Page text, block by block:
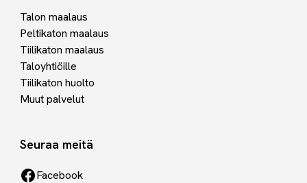
Talon maalaus
Peltikaton maalaus
Tiilikaton maalaus
Taloyhtiöille
Tiilikaton huolto
Muut palvelut
Seuraa meitä
Facebook